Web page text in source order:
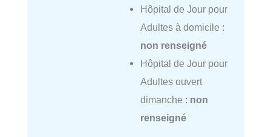
Hôpital de Jour pour
Adultes à domicile :
non renseigné
Hôpital de Jour pour
Adultes ouvert
dimanche : non
renseigné